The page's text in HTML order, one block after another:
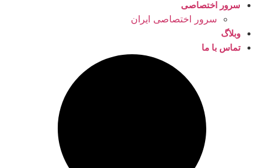
سرور اختصاصی
سرور اختصاصی ایران
وبلاگ
تماس با ما